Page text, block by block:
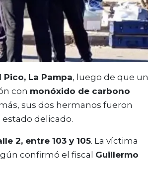
Pico, La Pampa, luego de que un
con monóxido de carbono
sus dos hermanos fueron
delicado.
2, entre 103 y 105. La víctima
confirmó el fiscal Guillermo